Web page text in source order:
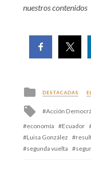
nuestros contenidos
Posted
in
DESTACADAS
Tagged
Acción
economía
Ecuador
Luisa González
segunda vuelta